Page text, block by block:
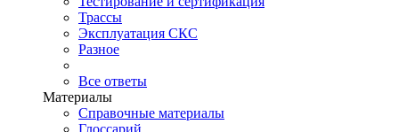
Трассы
Эксплуатация СКС
Разное
Все ответы
Материалы
Справочные материалы
Глоссарий